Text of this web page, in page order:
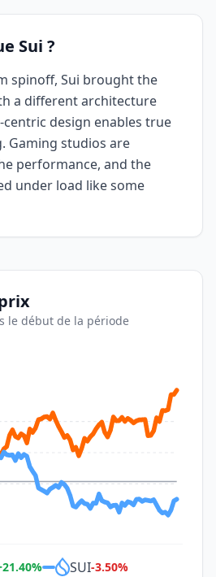
Sui ?
spinoff, Sui brought the
a different architecture
design enables true
Gaming studios are
performance, and the
under load like some
le début de la période
21.40% SUI-3.50%